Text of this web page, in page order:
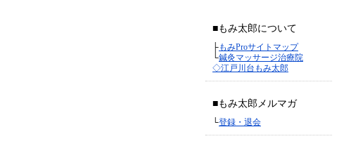
■もみ太郎について
├もみProサイトマップ
└鍼灸マッサージ治療院
◇江戸川台もみ太郎
■もみ太郎メルマガ
└登録・退会